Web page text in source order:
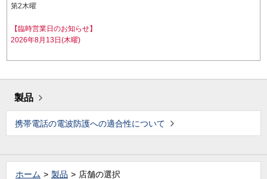
第2木曜
【臨時営業日のお知らせ】
2026年8月13日(木曜)
製品
携帯電話の電波防護への適合性について
ホーム 製品 店舗の選択